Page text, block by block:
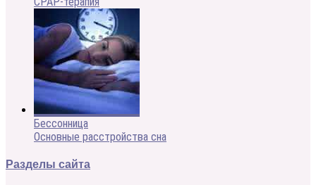
Бессонница
Основные расстройства сна
Разделы сайта